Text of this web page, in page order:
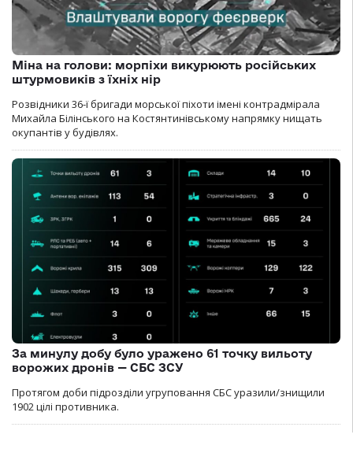
Міна на голови: морпіхи викурюють російських
штурмовиків з їхніх нір
Розвідники 36-ї бригади морської піхоти імені контрадмірала
Михайла Білінського на Костянтинівському напрямку нищать
окупантів у будівлях.
За минулу добу було уражено 61 точку вильоту
ворожих дронів — СБС ЗСУ
Протягом доби підрозділи угруповання СБС уразили/знищили
1902 цілі противника.